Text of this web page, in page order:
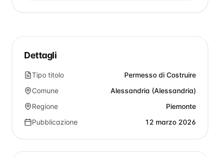
Dettagli
Tipo titolo
Permesso di Costruire
Comune
Alessandria (Alessandria)
Regione
Piemonte
Pubblicazione
12 marzo 2026